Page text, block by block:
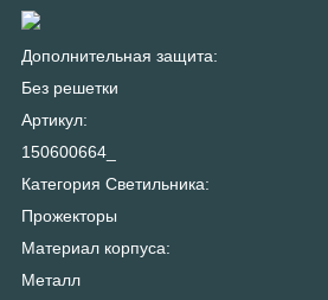
Дополнительная защита:
Без решетки
Артикул:
150600664_
Категория Светильника:
Прожекторы
Материал корпуса:
Металл